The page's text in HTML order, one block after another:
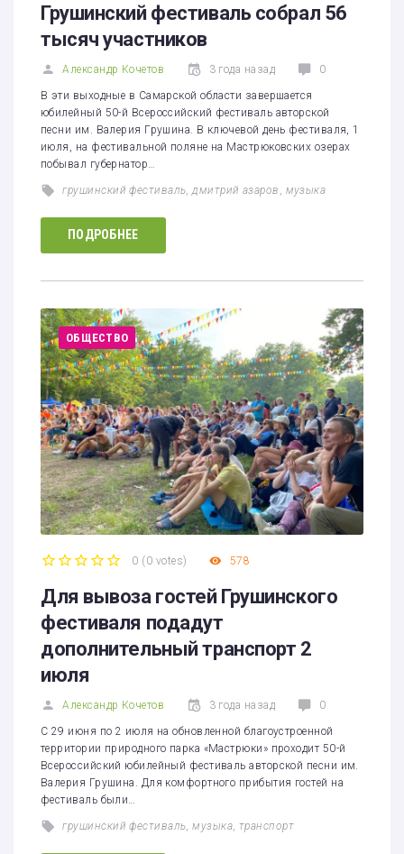
Грушинский фестиваль собрал 56
тысяч участников
Александр Кочетов 3 года назад 0
В эти выходные в Самарской области завершается
юбилейный 50-й Всероссийский фестиваль авторской
песни им. Валерия Грушина. В ключевой день фестиваля, 1
июля, на фестивальной поляне на Мастрюковских озерах
побывал губернатор…
грушинский фестиваль,дмитрий азаров , музыка
ПОДРОБНЕЕ
ОБЩЕСТВО
0 ( 0 votes) 578
Для вывоза гостей Грушинского
фестиваля подадут
дополнительный транспорт 2
июля
Александр Кочетов 3 года назад 0
С 29 июня по 2 июля на обновленной благоустроенной
территории природного парка «Мастрюки» проходит 50-й
Всероссийский юбилейный фестиваль авторской песни им.
Валерия Грушина. Для комфортного прибытия гостей на
фестиваль были…
грушинский фестиваль,музыка, транспорт